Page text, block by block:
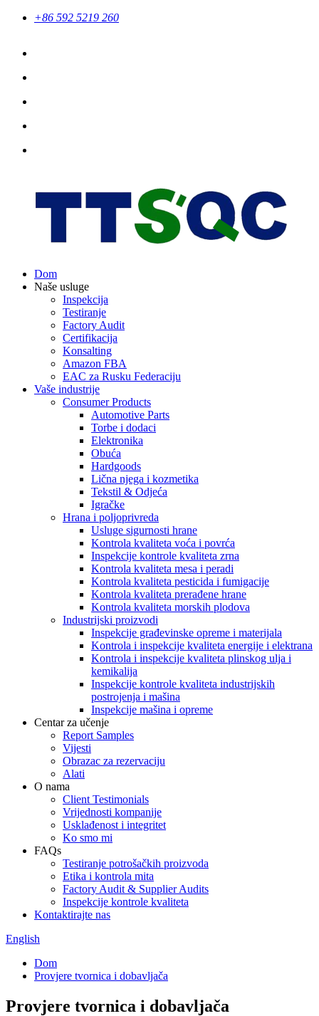
+86 592 5219 260
Dom
Naše usluge
Inspekcija
Testiranje
Factory Audit
Certifikacija
Konsalting
Amazon FBA
EAC za Rusku Federaciju
Vaše industrije
Consumer Products
Automotive Parts
Torbe i dodaci
Elektronika
Obuća
Hardgoods
Lična njega i kozmetika
Tekstil & Odjeća
Igračke
Hrana i poljoprivreda
Usluge sigurnosti hrane
Kontrola kvaliteta voća i povrća
Inspekcije kontrole kvaliteta zrna
Kontrola kvaliteta mesa i peradi
Kontrola kvaliteta pesticida i fumigacije
Kontrola kvaliteta prerađene hrane
Kontrola kvaliteta morskih plodova
Industrijski proizvodi
Inspekcije građevinske opreme i materijala
Kontrola i inspekcije kvaliteta energije i elektrana
Kontrola i inspekcije kvaliteta plinskog ulja i
kemikalija
Inspekcije kontrole kvaliteta industrijskih
postrojenja i mašina
Inspekcije mašina i opreme
Centar za učenje
Report Samples
Vijesti
Obrazac za rezervaciju
Alati
O nama
Client Testimonials
Vrijednosti kompanije
Usklađenost i integritet
Ko smo mi
FAQs
Testiranje potrošačkih proizvoda
Etika i kontrola mita
Factory Audit & Supplier Audits
Inspekcije kontrole kvaliteta
Kontaktirajte nas
English
Dom
Provjere tvornica i dobavljača
Provjere tvornica i dobavljača